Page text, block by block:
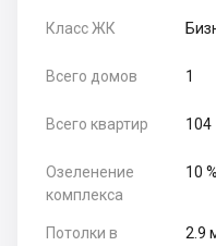
Класс ЖК
Всего домов 1
Всего квартир 104
Озеленение
комплекса
10 %
Потолки в
2.9